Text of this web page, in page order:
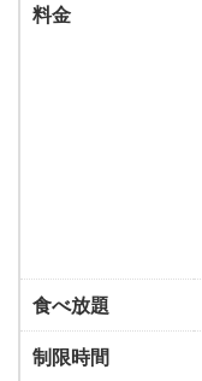
料金
食べ放題
制限時間